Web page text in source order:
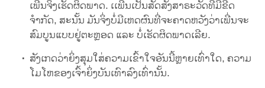
ເພີ່ນຈິ່ງເຮັດຜິດພາດ. ເເພີ່ນເປັນສັດສັງສາຣະວັດທີ່ມີຂີດ
ຈຳກັດ, ສະນັ້ນ ມັນຈິ່ງບໍ່ມີເຫດຜົນທີ່ຈະຄາດຫວັງວ່າເພີ່ນຈະ
ສົມບູນແບບຢູ່ຕະຫຼອດ ແລະ ບໍ່ເຮັດຜິດພາດເລີຍ.
ສັງເກດວ່າຍິ່ງສຸມໃສ່ຄວາມເຂົ້າໃຈອັນນີ້ຫຼາຍເທົ່າໃດ, ຄວາມ
ໂມໂຫຂອງເຈົ້າຍິ່ງບັນເທົາລົງເທົ່ານັ້ນ.